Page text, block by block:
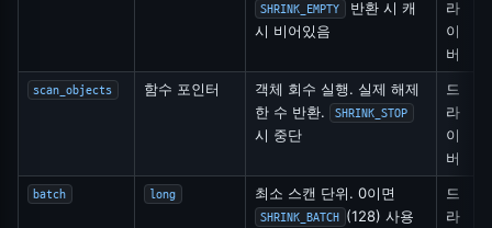
SHRINK_EMPTY
반환 시 캐
시 비어있음
라
이
버
scan_objects 함수 포인터
객체 회수 실행. 실제 해제
한 수 반환.
SHRINK_STOP
시 중단
드
라
이
버
batch long 최소 스캔 단위. 0이면
SHRINK_BATCH (128) 사용
드
라